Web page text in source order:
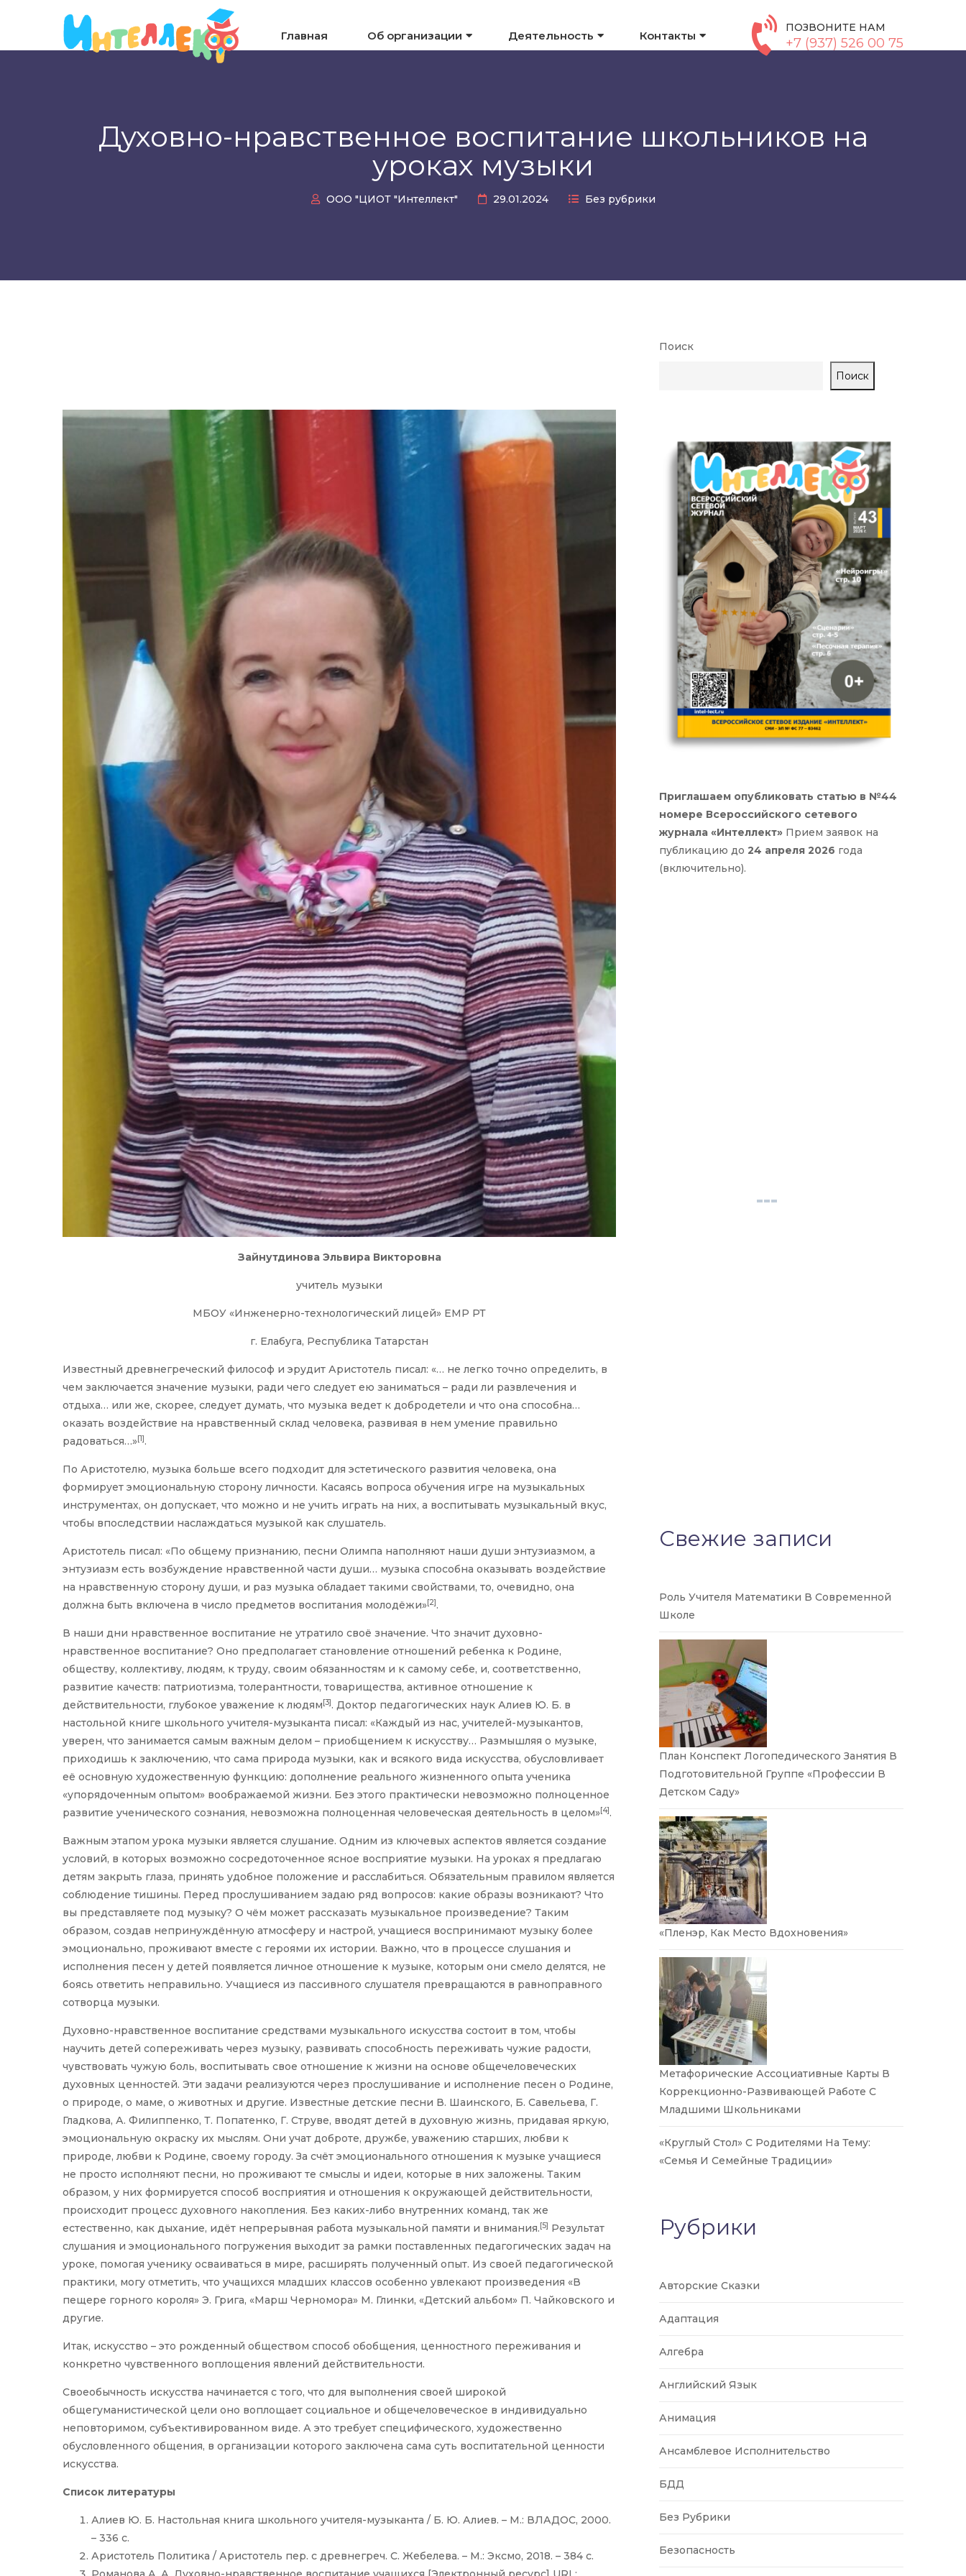
Главная Об организации Деятельность Контакты
ПОЗВОНИТЕ НАМ
+7 (937) 526 00 75
Духовно-нравственное воспитание школьников на
уроках музыки
ООО "ЦИОТ "Интеллект" 29.01.2024 Без рубрики
Зайнутдинова Эльвира Викторовна
учитель музыки
МБОУ «Инженерно-технологический лицей» ЕМР РТ
г. Елабуга, Республика Татарстан
Известный древнегреческий философ и эрудит Аристотель писал: «… не легко точно определить, в
чем заключается значение музыки, ради чего следует ею заниматься – ради ли развлечения и
отдыха… или же, скорее, следует думать, что музыка ведет к добродетели и что она способна…
оказать воздействие на нравственный склад человека, развивая в нем умение правильно
радоваться…»[1].
По Аристотелю, музыка больше всего подходит для эстетического развития человека, она
формирует эмоциональную сторону личности. Касаясь вопроса обучения игре на музыкальных
инструментах, он допускает, что можно и не учить играть на них, а воспитывать музыкальный вкус,
чтобы впоследствии наслаждаться музыкой как слушатель.
Аристотель писал: «По общему признанию, песни Олимпа наполняют наши души энтузиазмом, а
энтузиазм есть возбуждение нравственной части души… музыка способна оказывать воздействие
на нравственную сторону души, и раз музыка обладает такими свойствами, то, очевидно, она
должна быть включена в число предметов воспитания молодёжи»[2].
В наши дни нравственное воспитание не утратило своё значение. Что значит духовно-
нравственное воспитание? Оно предполагает становление отношений ребенка к Родине,
обществу, коллективу, людям, к труду, своим обязанностям и к самому себе, и, соответственно,
развитие качеств: патриотизма, толерантности, товарищества, активное отношение к
действительности, глубокое уважение к людям[3]. Доктор педагогических наук Алиев Ю. Б. в
настольной книге школьного учителя-музыканта писал: «Каждый из нас, учителей-музыкантов,
уверен, что занимается самым важным делом – приобщением к искусству… Размышляя о музыке,
приходишь к заключению, что сама природа музыки, как и всякого вида искусства, обусловливает
её основную художественную функцию: дополнение реального жизненного опыта ученика
«упорядоченным опытом» воображаемой жизни. Без этого практически невозможно полноценное
развитие ученического сознания, невозможна полноценная человеческая деятельность в целом»[4].
Важным этапом урока музыки является слушание. Одним из ключевых аспектов является создание
условий, в которых возможно сосредоточенное ясное восприятие музыки. На уроках я предлагаю
детям закрыть глаза, принять удобное положение и расслабиться. Обязательным правилом является
соблюдение тишины. Перед прослушиванием задаю ряд вопросов: какие образы возникают? Что
вы представляете под музыку? О чём может рассказать музыкальное произведение? Таким
образом, создав непринуждённую атмосферу и настрой, учащиеся воспринимают музыку более
эмоционально, проживают вместе с героями их истории. Важно, что в процессе слушания и
исполнения песен у детей появляется личное отношение к музыке, которым они смело делятся, не
боясь ответить неправильно. Учащиеся из пассивного слушателя превращаются в равноправного
сотворца музыки.
Духовно-нравственное воспитание средствами музыкального искусства состоит в том, чтобы
научить детей сопереживать через музыку, развивать способность переживать чужие радости,
чувствовать чужую боль, воспитывать свое отношение к жизни на основе общечеловеческих
духовных ценностей. Эти задачи реализуются через прослушивание и исполнение песен о Родине,
о природе, о маме, о животных и другие. Известные детские песни В. Шаинского, Б. Савельева, Г.
Гладкова, А. Филиппенко, Т. Попатенко, Г. Струве, вводят детей в духовную жизнь, придавая яркую,
эмоциональную окраску их мыслям. Они учат доброте, дружбе, уважению старших, любви к
природе, любви к Родине, своему городу. За счёт эмоционального отношения к музыке учащиеся
не просто исполняют песни, но проживают те смыслы и идеи, которые в них заложены. Таким
образом, у них формируется способ восприятия и отношения к окружающей действительности,
происходит процесс духовного накопления. Без каких-либо внутренних команд, так же
естественно, как дыхание, идёт непрерывная работа музыкальной памяти и внимания.[5] Результат
слушания и эмоционального погружения выходит за рамки поставленных педагогических задач на
уроке, помогая ученику осваиваться в мире, расширять полученный опыт. Из своей педагогической
практики, могу отметить, что учащихся младших классов особенно увлекают произведения «В
пещере горного короля» Э. Грига, «Марш Черномора» М. Глинки, «Детский альбом» П. Чайковского и
другие.
Итак, искусство – это рожденный обществом способ обобщения, ценностного переживания и
конкретно чувственного воплощения явлений действительности.
Своеобычность искусства начинается с того, что для выполнения своей широкой
общегуманистической цели оно воплощает социальное и общечеловеческое в индивидуально
неповторимом, субъективированном виде. А это требует специфического, художественно
обусловленного общения, в организации которого заключена сама суть воспитательной ценности
искусства.
Список литературы
Алиев Ю. Б. Настольная книга школьного учителя-музыканта / Б. Ю. Алиев. – М.: ВЛАДОС, 2000.
– 336 с.
Аристотель Политика / Аристотель пер. c древнегреч. С. Жебелева. – М.: Эксмо, 2018. – 384 с.
Поиск
Поиск
Приглашаем опубликовать статью в №44
номере Всероссийского сетевого
журнала «Интеллект» Прием заявок на
публикацию до 24 апреля 2026 года
(включительно).
Свежие записи
Роль Учителя Математики В Современной
Школе
План Конспект Логопедического Занятия В
Подготовительной Группе «Профессии В
Детском Саду»
«Пленэр, Как Место Вдохновения»
Метафорические Ассоциативные Карты В
Коррекционно-Развивающей Работе С
Младшими Школьниками
«Круглый Стол» С Родителями На Тему:
«Семья И Семейные Традиции»
Рубрики
Авторские Сказки
Адаптация
Алгебра
Английский Язык
Анимация
Ансамблевое Исполнительство
БДД
Без Рубрики
Безопасность